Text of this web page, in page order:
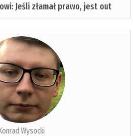
Jeśli złamał prawo, jest out
Wysocki